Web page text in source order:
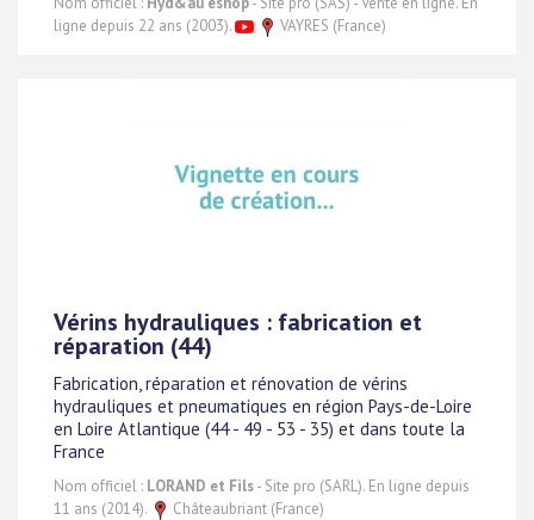
ligne depuis 22 ans (2003).
VAYRES (France)
Vérins hydrauliques : fabrication et
réparation (44)
Fabrication, réparation et rénovation de vérins
hydrauliques et pneumatiques en région Pays-de-Loire
en Loire Atlantique (44 - 49 - 53 - 35) et dans toute la
France
Nom officiel : LORAND et Fils- Site pro (SARL). En ligne depuis
11 ans (2014).
Châteaubriant (France)